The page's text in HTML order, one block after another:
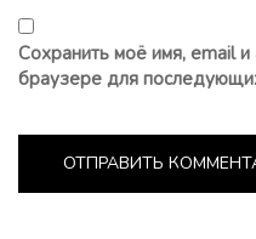
Сохранить моё имя, email и
браузере для